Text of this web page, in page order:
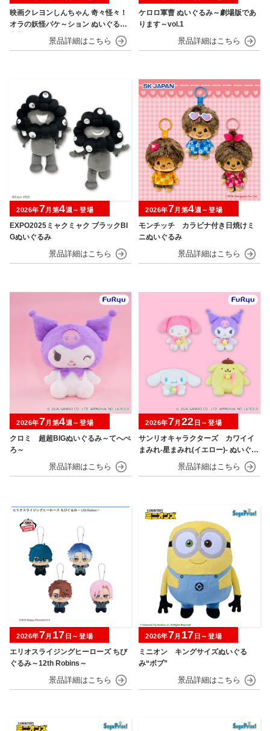
映画クレヨンしんちゃん 奇々怪々！
オラの妖怪バケ～ション ぬいぐるみ
ケロロ軍曹 ぬいぐるみ～劇場版であ
ります～vol.1
EXPO2025ミャクミャク ブラックBI
Gぬいぐるみ
2026年7月第4週～登場
モンチッチ カラビナ付き日焼けミ
ニぬいぐるみ
2026年7月第4週～登場
クロミ 超超BIGぬいぐるみ～てへぺ
ろ～
2026年7月第4週～登場
サンリオキャラクターズ カワイイ
まみれ-星まみれ(イエロー)- ぬいぐる
2026年7月 22 日～登場
エリオスライジングヒーローズ ちび
ぐるみ～12th Robins～
2026年7月 17 日～登場
ミニオン キングサイズぬいぐる
み“ボブ”
2026年7月 17 日～登場